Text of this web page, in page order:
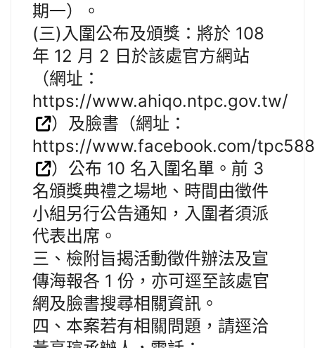
期一）。
(三)入圍公布及頒獎：將於 108
年 12 月 2 日於該處官方網站
（網址：
https://www.ahiqo.ntpc.gov.tw/
）及臉書（網址：
https://www.facebook.com/
）公布 10 名入圍名單。前 3
名頒獎典禮之場地、時間由徵件
小組另行公告通知，入圍者須派
代表出席。
三、檢附旨揭活動徵件辦法及宣
傳海報各 1 份，亦可逕至該處官
網及臉書搜尋相關資訊。
四、本案若有相關問題，請逕洽